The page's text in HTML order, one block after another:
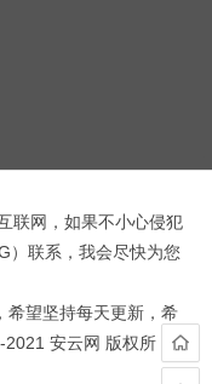
联网，如果不小心侵犯
）联系，我会尽快为您
希望坚持每天更新，希
安云网 版权所